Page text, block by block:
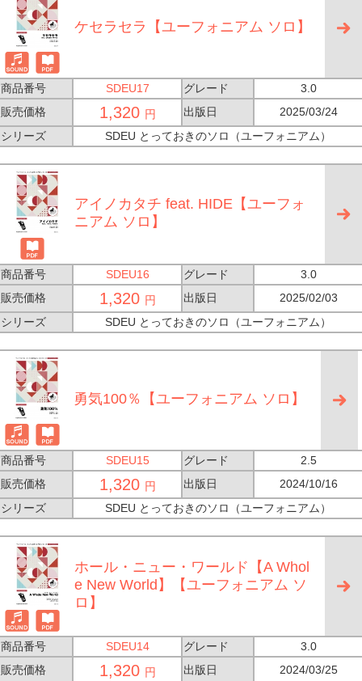
ケセラセラ【ユーフォニアム ソロ】
商品番号 SDEU17 グレード
3.0
販売価格
1,320 円 出版日
2025/03/24
シリーズ
SDEU とっておきのソロ（ユーフォニアム）
アイノカタチ feat. HIDE【ユーフォ
ニアム ソロ】
商品番号 SDEU16 グレード
3.0
販売価格
1,320 円 出版日
2025/02/03
シリーズ
SDEU とっておきのソロ（ユーフォニアム）
勇気100％【ユーフォニアム ソロ】
商品番号 SDEU15 グレード
2.5
販売価格
1,320 円 出版日
2024/10/16
シリーズ
SDEU とっておきのソロ（ユーフォニアム）
ホール・ニュー・ワールド【A Whol
e New World】【ユーフォニアム ソ
ロ】
商品番号 SDEU14 グレード
3.0
販売価格
1,320 円 出版日
2024/03/25